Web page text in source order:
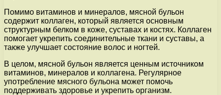
Помимо витаминов и минералов, мясной бульон
содержит коллаген, который является основным
структурным белком в коже, суставах и костях. Коллаген
помогает укрепить соединительные ткани и суставы, а
также улучшает состояние волос и ногтей.
В целом, мясной бульон является ценным источником
витаминов, минералов и коллагена. Регулярное
употребление мясного бульона может помочь
поддерживать здоровье и укрепить организм.